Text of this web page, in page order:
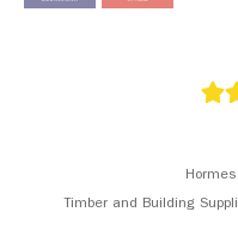
Timber and Building